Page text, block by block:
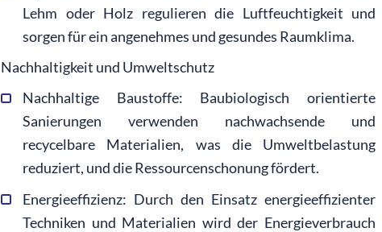
Lehm oder Holz regulieren die Luftfeuchtigkeit und
sorgen für ein angenehmes und gesundes Raumklima.
Nachhaltigkeit und Umweltschutz
Nachhaltige Baustoffe: Baubiologisch orientierte
Sanierungen verwenden nachwachsende und
recycelbare Materialien, was die Umweltbelastung
reduziert, und die Ressourcenschonung fördert.
Energieeffizienz: Durch den Einsatz energieeffizienter
Techniken und Materialien wird der Energieverbrauch